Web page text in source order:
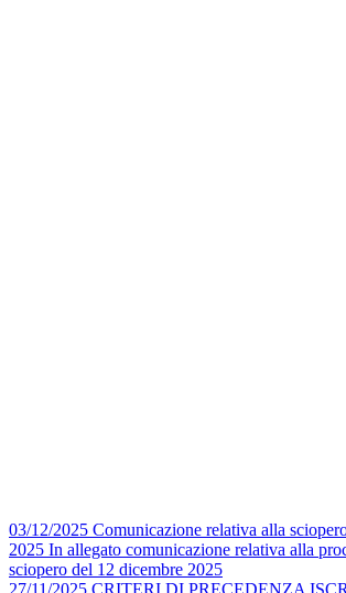
03/12/2025 Comunicazione relativa alla
2025 In allegato comunicazione relativa alla
sciopero del 12 dicembre 2025